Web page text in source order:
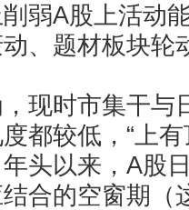
弱A股上活动
、题材板块轮
时市集干与
都较低，“上
头以来，A股
合的空窗期（